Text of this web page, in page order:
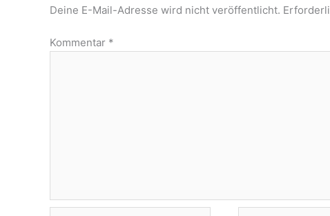
Deine E-Mail-Adresse wird nicht veröffentlicht.
Kommentar *